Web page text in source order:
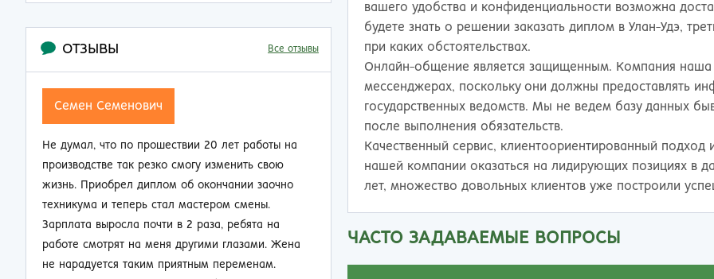
ОТЗЫВЫ Все отзывы
Семен Семенович
Не думал, что по прошествии 20 лет работы на
производстве так резко смогу изменить свою
жизнь. Приобрел диплом об окончании заочно
техникума и теперь стал мастером смены.
Зарплата выросла почти в 2 раза, ребята на
работе смотрят на меня другими глазами. Жена
не нарадуется таким приятным переменам.
Иванна
Не буду жаловаться на обстоятельства,
помешавшие получить диплом о высшем
образовании. Зато могу похвалиться, что
к специальности и ее знание помогли подняться
по карьерной лестнице. Спасибо вашим мастерам
вашего удобства и конфиденциальности возможна
будете знать о решении заказать диплом в Улан-Удэ,
при каких обстоятельствах.
Онлайн-общение является защищенным. Компания наша
мессенджерах, поскольку они должны предоставлять
государственных ведомств. Мы не ведем базу данных
после выполнения обязательств.
Качественный сервис, клиентоориентированный
нашей компании оказаться на лидирующих позициях в
лет, множество довольных клиентов уже построили
ЧАСТО ЗАДАВАЕМЫЕ ВОПРОСЫ